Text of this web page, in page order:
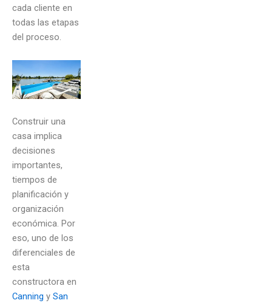
cada cliente en
todas las etapas
del proceso.
Construir una
casa implica
decisiones
importantes,
tiempos de
planificación y
organización
económica. Por
eso, uno de los
diferenciales de
esta
constructora en
Canning y San